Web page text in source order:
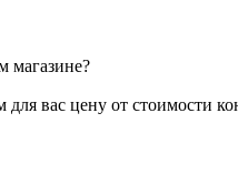
магазине?
вас цену от стоимости